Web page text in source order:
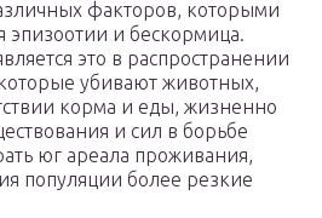
факторов, которыми
эпизоотии и бескормица.
это в распространении
убивают животных,
корма и еды, жизненно
и сил в борьбе
юг ареала проживания,
популяции более резкие